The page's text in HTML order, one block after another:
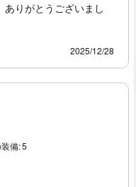
りがとうございまし
2025/12/28
備:5